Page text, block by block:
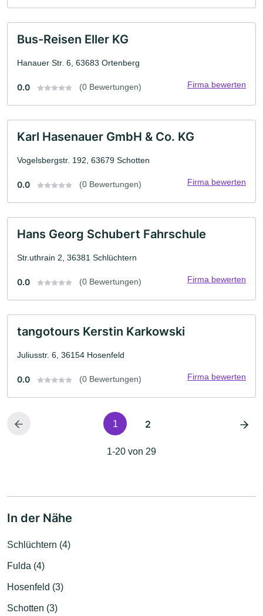
Bus-Reisen Eller KG
Hanauer Str. 6, 63683 Ortenberg
0.0 (0 Bewertungen) Firma bewerten
Karl Hasenauer GmbH & Co. KG
Vogelsbergstr. 192, 63679 Schotten
0.0 (0 Bewertungen) Firma bewerten
Hans Georg Schubert Fahrschule
Str.uthrain 2, 36381 Schlüchtern
0.0 (0 Bewertungen) Firma bewerten
tangotours Kerstin Karkowski
Juliusstr. 6, 36154 Hosenfeld
0.0 (0 Bewertungen) Firma bewerten
1 2
1-20 von 29
In der Nähe
Schlüchtern (4)
Fulda (4)
Hosenfeld (3)
Schotten (3)